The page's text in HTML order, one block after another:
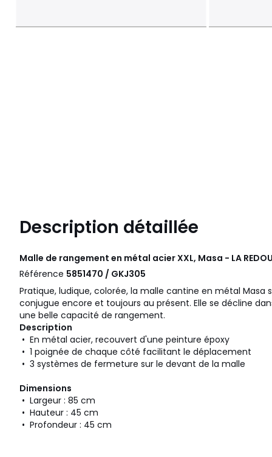
Description détaillée
Malle de rangement en métal acier XXL, Masa - LA
Référence 5851470 / GKJ305
Pratique, ludique, colorée, la malle cantine en métal Masa
conjugue encore et toujours au présent. Elle se décline
une belle capacité de rangement.
Description
• En métal acier, recouvert d'une peinture époxy
• 1 poignée de chaque côté facilitant le déplacement
• 3 systèmes de fermeture sur le devant de la malle
Dimensions
• Largeur : 85 cm
• Hauteur : 45 cm
• Profondeur : 45 cm